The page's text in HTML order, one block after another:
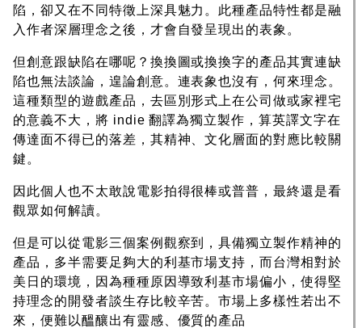
陷，卻又在不同特徵上深具魅力。此種產品特性都是融
入作者深層理念之後，才會自發呈現出的表象。
但創意跟缺陷在哪呢？換換圖或換換字的產品其實連缺
陷也無法談論，遑論創意。連表象也沒有，何來理念。
這種類型的遊戲產品，去區別形式上在公司做或家裡宅
的意義不大，將 indie 翻譯為獨立製作，算英譯文字在
傳達面不得已的落差，其精神、文化層面的對應比較關
鍵。
因此個人也不太敢說電影拍得很棒或普普，最終還是看
觀眾如何解讀。
但是可以從電影三個案例觀察到，具備獨立製作精神的
產品，多半需要足夠大的利基市場支持，而台灣相對於
美日的環境，因為種種原因導致利基市場偏小，使得堅
持理念的開發者談生存比較辛苦。市場上多樣性若出不
來，便難以醞釀出有靈感、優質的產品